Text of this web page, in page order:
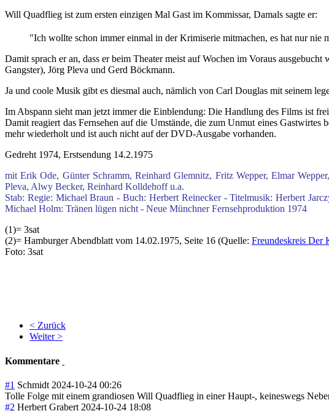
Will Quadflieg ist zum ersten einzigen Mal Gast im Kommissar, Damals sagte er:
"Ich wollte schon immer einmal in der Krimiserie mitmachen, es hat nur nie
Damit sprach er an, dass er beim Theater meist auf Wochen im Voraus
Gangster), Jörg Pleva und Gerd Böckmann.
Ja und coole Musik gibt es diesmal auch, nämlich von Carl Douglas mit seinem
Im Abspann sieht man jetzt immer die Einblendung: Die Handlung des Films ist
Damit reagiert das Fernsehen auf die Umstände, die zum Unmut eines
mehr wiederholt und ist auch nicht auf der DVD-Ausgabe vorhanden.
Gedreht 1974, Erstsendung 14.2.1975
mit Erik Ode, Günter Schramm, Reinhard Glemnitz, Fritz Wepper, Elmar
Pleva, Alwy Becker, Reinhard Kolldehoff u.a.
Stab: Regie: Michael Braun - Buch: Herbert Reinecker - Titelmusik: Herbert
Michael Holm: Tränen lügen nicht - Neue Münchner Fernsehproduktion 1974
(1)= 3sat
(2)= Hamburger Abendblatt vom 14.02.1975, Seite 16 (Quelle: Freundeskreis Der
Foto: 3sat
< Zurück
Weiter >
Kommentare
#1 Schmidt 2024-10-24 00:26
Tolle Folge mit einem grandiosen Will Quadflieg in einer Haupt-, keineswegs
#2 Herbert Grabert 2024-10-24 18:08